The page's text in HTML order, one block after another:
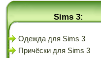
Sims 3:
Одежда для Sims 3
Причёски для Sims 3